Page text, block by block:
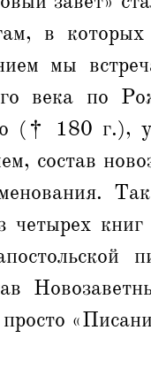
в которых
мы
века по
(† 180
состав
четырех